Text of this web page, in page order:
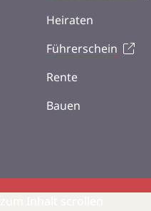
Heiraten
Führerschein
Rente
Bauen